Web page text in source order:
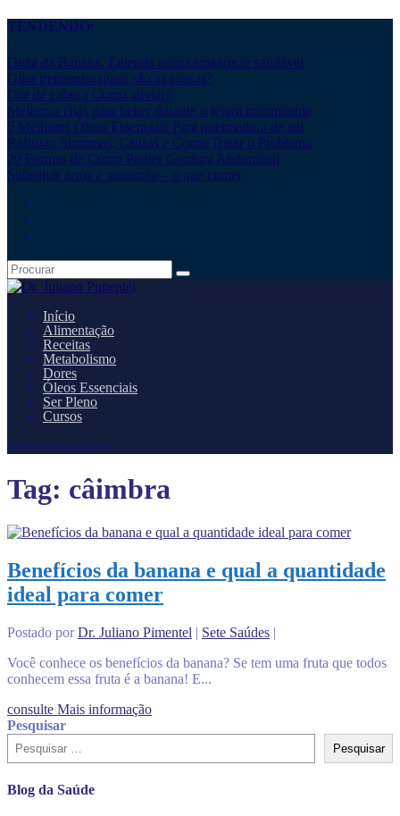
TENDENDO:
Dieta da Banana: Entenda como emagrecer saudável
Olho tremendo: quais são as causas?
Dor de cabeça Como aliviar?
Melhores chás para beber durante o jejum intermitente
5 Melhores Óleos Essenciais Para queimadura de sol
Refluxo: Sintomas, Causas e Como Tratar o Problema
20 Formas de Como Perder Gordura Abdominal
Substituir arroz e macarrão – o que comer
Início
Alimentação
Receitas
Metabolismo
Dores
Óleos Essenciais
Ser Pleno
Cursos
Selecione a página
Tag: câimbra
Benefícios da banana e qual a quantidade
ideal para comer
Postado porDr. Juliano Pimentel | Sete Saúdes |
Você conhece os benefícios da banana? Se tem uma fruta que todos
conhecem essa fruta é a banana! E...
consulte Mais informação
Pesquisar
Pesquisar
Blog da Saúde